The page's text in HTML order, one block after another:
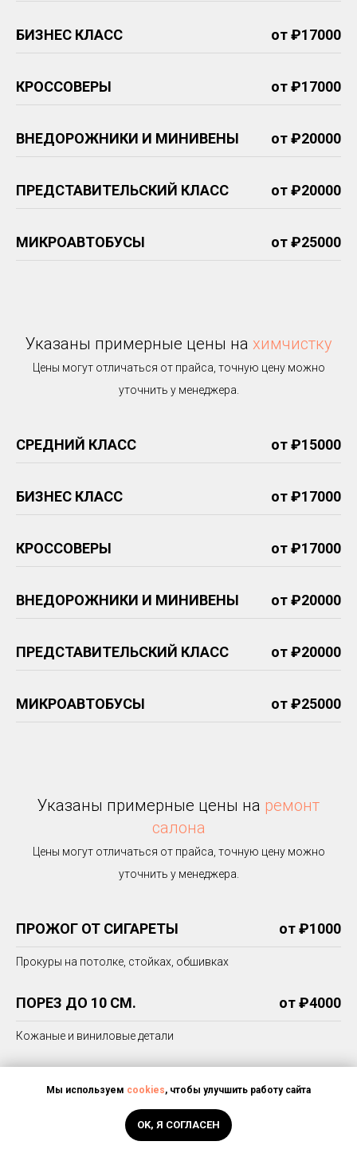
БИЗНЕС КЛАСС от ₽17000
КРОССОВЕРЫ от ₽17000
ВНЕДОРОЖНИКИ И МИНИВЕНЫ от ₽20000
ПРЕДСТАВИТЕЛЬСКИЙ КЛАСС от ₽20000
МИКРОАВТОБУСЫ от ₽25000
Указаны примерные цены на химчистку
Цены могут отличаться от прайса, точную цену можно
уточнить у менеджера.
СРЕДНИЙ КЛАСС от ₽15000
БИЗНЕС КЛАСС от ₽17000
КРОССОВЕРЫ от ₽17000
ВНЕДОРОЖНИКИ И МИНИВЕНЫ от ₽20000
ПРЕДСТАВИТЕЛЬСКИЙ КЛАСС от ₽20000
МИКРОАВТОБУСЫ от ₽25000
Указаны примерные цены на ремонт
салона
Цены могут отличаться от прайса, точную цену можно
уточнить у менеджера.
ПРОЖОГ ОТ СИГАРЕТЫ от ₽1000
Прокуры на потолке, стойках, обшивках
ПОРЕЗ ДО 10 СМ. от ₽4000
Кожаные и виниловые детали
Заделка повреждений и окрас
Мы используем cookies, чтобы улучшить работу сайта
OK, Я СОГЛАСЕН